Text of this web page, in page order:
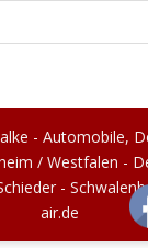
- Automobile,
/ Westfalen -
-
air.de